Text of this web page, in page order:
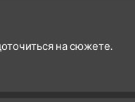
на сюжете.